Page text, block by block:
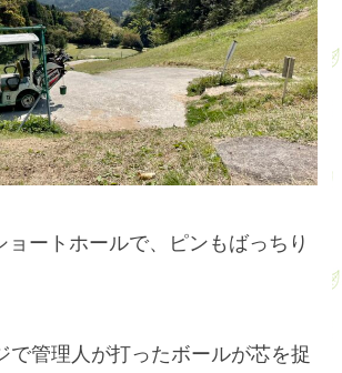
ョートホールで、ピンもばっちり
で管理人が打ったボールが芯を捉